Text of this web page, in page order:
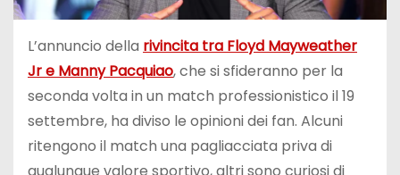
L’annuncio della rivincita tra Floyd Mayweather
Jr e Manny Pacquiao, che si sfideranno per la
seconda volta in un match professionistico il 19
settembre, ha diviso le opinioni dei fan. Alcuni
ritengono il match una pagliacciata priva di
qualunque valore sportivo, altri sono curiosi di